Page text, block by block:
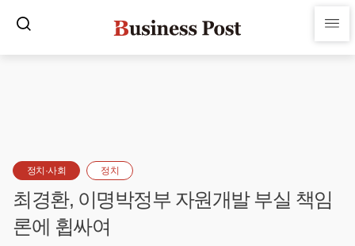
정치·사회 정치
최경환, 이명박정부 자원개발 부실 책임
론에 휩싸여